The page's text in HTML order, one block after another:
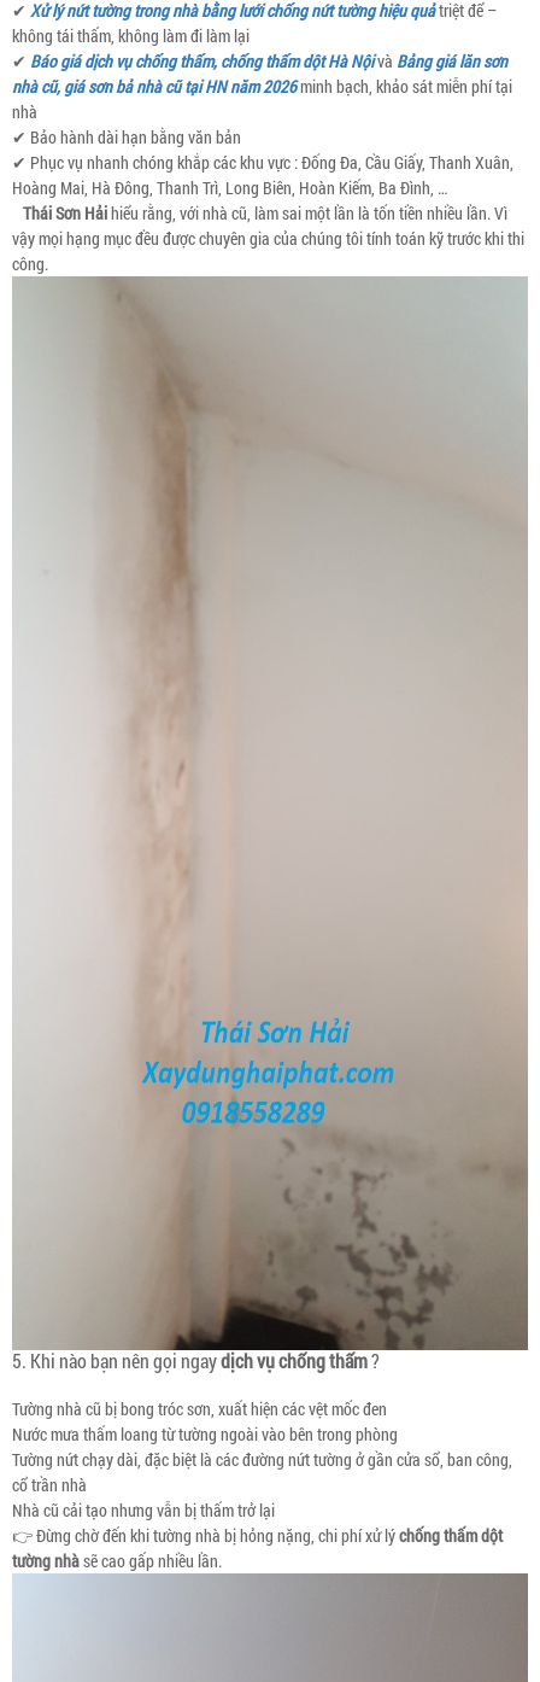
✔ Xử lý nứt tường trong nhà bằng lưới chống nứt tường hiệu quảtriệt để –
không tái thấm, không làm đi làm lại
✔ Báo giá dịch vụ chống thấm, chống thấm dột Hà Nộivà Bảng giá lăn sơn
nhà cũ, giá sơn bả nhà cũ tại HN năm 2026minh bạch, khảo sát miễn phí tại
nhà
✔ Bảo hành dài hạn bằng văn bản
✔ Phục vụ nhanh chóng khắp các khu vực : Đống Đa, Cầu Giấy, Thanh Xuân,
Hoàng Mai, Hà Đông, Thanh Trì, Long Biên, Hoàn Kiếm, Ba Đình, …
Thái Sơn Hảihiểu rằng, với nhà cũ, làm sai một lần là tốn tiền nhiều lần. Vì
vậy mọi hạng mục đều được chuyên gia của chúng tôi tính toán kỹ trước khi thi
công.
5. Khi nào bạn nên gọi ngaydịch vụ chống thấm?
Tường nhà cũ bị bong tróc sơn, xuất hiện các vệt mốc đen
Nước mưa thấm loang từ tường ngoài vào bên trong phòng
Tường nứt chạy dài, đặc biệt là các đường nứt tường ở gần cửa sổ, ban công,
cổ trần nhà
Nhà cũ cải tạo nhưng vẫn bị thấm trở lại
👉 Đừng chờ đến khi tường nhà bị hỏng nặng, chi phí xử lýchống thấm dột
tường nhàsẽ cao gấp nhiều lần.